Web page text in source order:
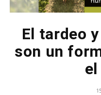
El tardeo
son un